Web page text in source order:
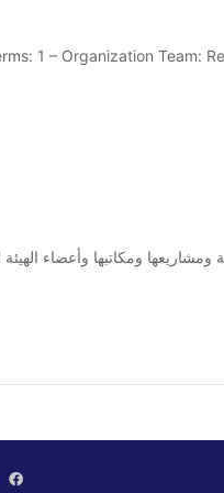
1 – Organization Team:
ومكاتبها وأعضاء الهيئة